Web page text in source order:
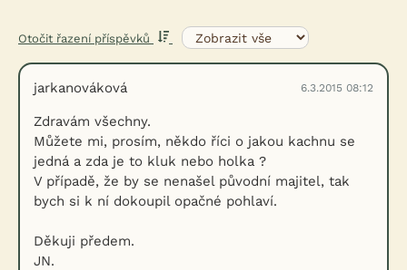
Otočit řazení příspěvků
jarkanováková 6.3.2015 08:12
Zdravám všechny.
Můžete mi, prosím, někdo říci o jakou kachnu se
jedná a zda je to kluk nebo holka ?
V případě, že by se nenašel původní majitel, tak
bych si k ní dokoupil opačné pohlaví.
Děkuji předem.
JN.